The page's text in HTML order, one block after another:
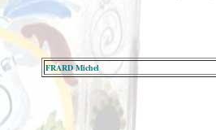
FRARD Michel